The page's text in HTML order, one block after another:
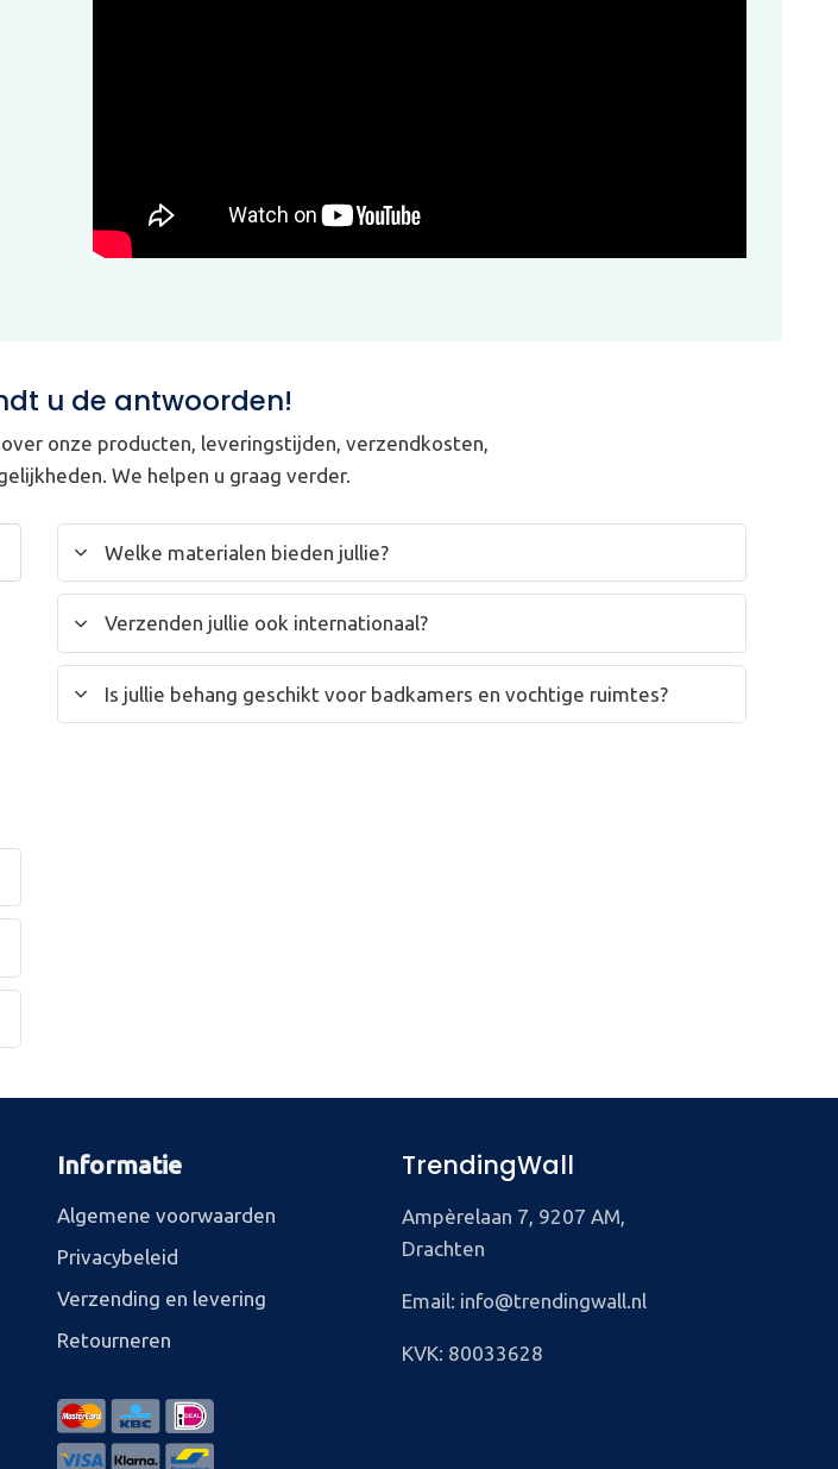
u de antwoorden!
onze producten, leveringstijden, verzendkosten,
We helpen u graag verder.
Welke materialen bieden jullie?
Verzenden jullie ook internationaal?
Is jullie behang geschikt voor badkamers en vochtige ruimtes?
Informatie
Algemene voorwaarden
Privacybeleid
Verzending en levering
Retourneren
TrendingWall
Ampèrelaan 7, 9207 AM,
Drachten
Email: info@trendingwall.nl
KVK: 80033628